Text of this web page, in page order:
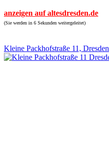
anzeigen auf altesdresden.de
(Sie werden in 6 Sekunden weitergeleitet)
Kleine Packhofstraße 11, Dresden